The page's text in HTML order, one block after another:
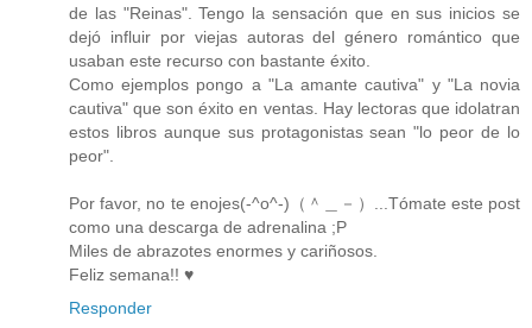
de las "Reinas". Tengo la sensación que en sus inicios se
dejó influir por viejas autoras del género romántico que
usaban este recurso con bastante éxito.
Como ejemplos pongo a "La amante cautiva" y "La novia
cautiva" que son éxito en ventas. Hay lectoras que idolatran
estos libros aunque sus protagonistas sean "lo peor de lo
peor".
Por favor, no te enojes(-^o^-)（＾＿－）...Tómate este post
como una descarga de adrenalina ;P
Miles de abrazotes enormes y cariñosos.
Feliz semana!! ♥
Responder